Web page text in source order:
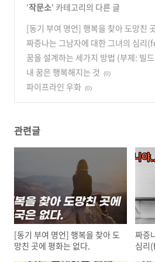
'작문소' 카테고리의 다른 글
[동기 부여 명언] 행복을 찾아 도망친 곳
없다.
(0)
짜증나는 그남자에 대한 그녀의 심리
에 빠지는 원리)
(0)
꿈을 설계하는 세가지 방법 (부제: 빌
(0)
내 꿈은 행복해지는 것 (0)
파이프라인 우화 (0)
관련글
[동기 부여 명언] 행복을 찾아 도
망친 곳에 평화는 없다.
짜증
심리